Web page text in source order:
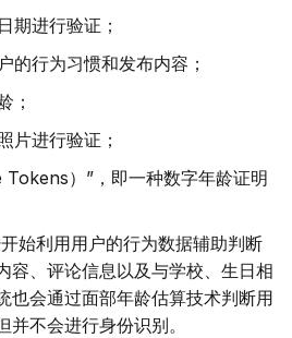
期进行验证；
的行为习惯和发布内容；
；
片进行验证；
Tokens）”，即一种数字年龄证明
始利用用户的行为数据辅助判断
容、评论信息以及与学校、生日相
也会通过面部年龄估算技术判断用
并不会进行身份识别。